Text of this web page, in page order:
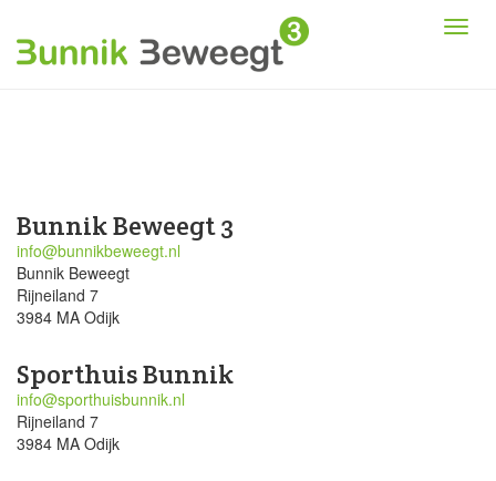
Bunnik Beweegt 3
info@bunnikbeweegt.nl
Bunnik Beweegt
Rijneiland 7
3984 MA Odijk
Sporthuis Bunnik
info@sporthuisbunnik.nl
Rijneiland 7
3984 MA Odijk